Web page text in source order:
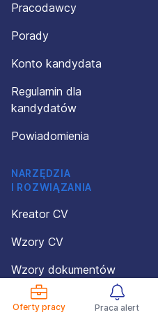
Oferty pracy Praca alert
Pracodawcy
Porady
Konto kandydata
Regulamin dla
kandydatów
Powiadomienia
NARZĘDZIA
I ROZWIĄZANIA
Kreator CV
Wzory CV
Wzory dokumentów
Kalkulator wynagrodzeń